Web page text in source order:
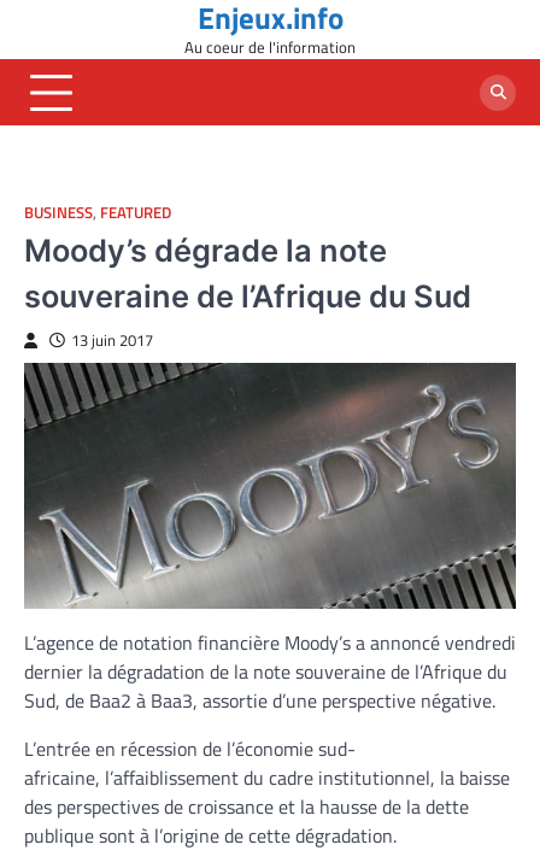
content
Enjeux.info
Au coeur de l'information
BUSINESS, FEATURED
Moody’s dégrade la note
souveraine de l’Afrique du Sud
13 juin 2017
L’agence de notation financière Moody’s a annoncé vendredi
dernier la dégradation de la note souveraine de l’Afrique du
Sud, de Baa2 à Baa3, assortie d’une perspective négative.
L’entrée en récession de l’économie sud-
africaine, l’affaiblissement du cadre institutionnel, la baisse
des perspectives de croissance et la hausse de la dette
publique sont à l’origine de cette dégradation.